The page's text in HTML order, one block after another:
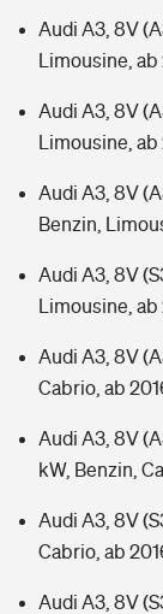
Audi A3, 8V
Limousine, ab
Audi A3, 8V
Limousine, ab
Audi A3, 8V
Benzin,
Audi A3, 8V
Limousine, ab
Audi A3, 8V
Cabrio, ab
Audi A3, 8V
kW, Benzin,
Audi A3, 8V
Cabrio, ab
Audi A3, 8V